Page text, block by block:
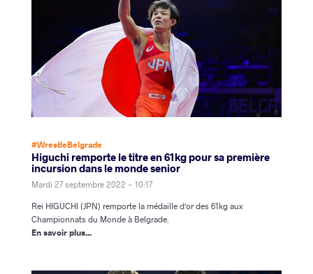
#WrestleBelgrade
Higuchi remporte le titre en 61kg pour sa première
incursion dans le monde senior
Mardi 27 septembre 2022 - 10:17
Rei HIGUCHI (JPN) remporte la médaille d'or des 61kg aux
Championnats du Monde à Belgrade.
En savoir plus...